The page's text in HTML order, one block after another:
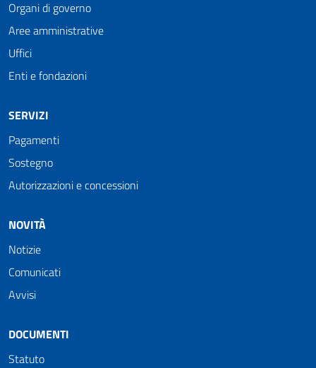
Organi di governo
Aree amministrative
Uffici
Enti e fondazioni
SERVIZI
Pagamenti
Sostegno
Autorizzazioni e concessioni
NOVITÀ
Notizie
Comunicati
Avvisi
DOCUMENTI
Statuto